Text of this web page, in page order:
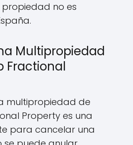
propiedad no es
Multipropiedad
Fractional
multipropiedad de
Property es una
para cancelar una